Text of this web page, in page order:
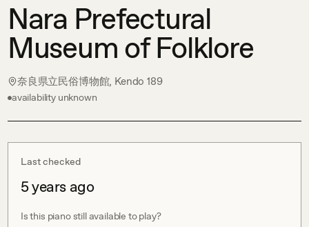
Nara Prefectural
Museum of Folklore
奈良県立民俗博物館, Kendo 189
availability unknown
Last checked
5 years ago
Is this piano still available to play?